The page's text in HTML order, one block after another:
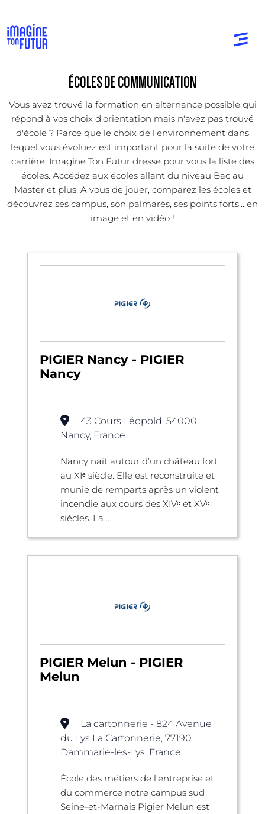
ÉCOLES DE COMMUNICATION
Vous avez trouvé la formation en alternance possible qui
répond à vos choix d'orientation mais n'avez pas trouvé
d'école ? Parce que le choix de l'environnement dans
lequel vous évoluez est important pour la suite de votre
carrière, Imagine Ton Futur dresse pour vous la liste des
écoles. Accédez aux écoles allant du niveau Bac au
Master et plus. A vous de jouer, comparez les écoles et
découvrez ses campus, son palmarès, ses points forts... en
image et en vidéo !
PIGIER Nancy - PIGIER
Nancy
43 Cours Léopold, 54000
Nancy, France
Nancy naît autour d’un château fort
au XIᵉ siècle. Elle est reconstruite et
munie de remparts après un violent
incendie aux cours des XIVᵉ et XVᵉ
siècles. La ...
PIGIER Melun - PIGIER
Melun
La cartonnerie - 824 Avenue
du Lys La Cartonnerie, 77190
Dammarie-les-Lys, France
École des métiers de l’entreprise et
du commerce notre campus sud
Seine-et-Marnais Pigier Melun est